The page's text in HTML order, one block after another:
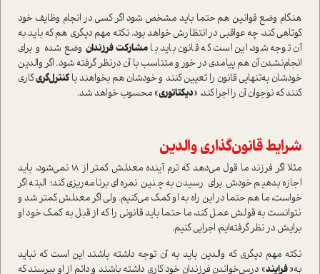
هنگام وضع قوانين هم حتما بايد مشخص شود اگر كسي در انجام وظايف خود
كوتاهي كند، چه عواقبي در انتظارش خواهد بود. نكته مهم ديگري هم كه بايد به
آن توجه شود، اين است كه قانون بايد بامشاركت فرزندانوضع شده و براي
انجام‌نشدن آن هم پيامدي در خور و متناسب با آن درنظر گرفته شود. اگر والدين
خودشان به‌تنهايي قانون را تعيين كنند و خودشان هم بخواهند باكنترل‌گريكاري
كنند كه نوجوان آن را اجرا كند، «ديكتاتوري» محسوب خواهد شد.
شرايط قانون‌گذاري والدين
مثلا اگر فرزند ما قول مي‌دهد که ترم آينده معدلش كمتر از 18 نمي‌شود، بايد
اجازه بدهيم خودش براي رسيدن به چنين نمره‌اي برنامه‌ريزي كند؛ البته اگر
خواست، ما هم حتما در اين راه به او كمك مي‌كنيم. ولي اگر معدلش كمتر شد و
نتوانست به قولش عمل كند، ما حتما بايد قانوني را كه از قبل به كمك خود او
برايش در نظر گرفته‌ايم، اجرایی كنيم.
نكته مهم ديگري كه والدين بايد به آن توجه داشته باشند اين است كه نبايد
به«فرايند» درس‌خواندن فرزندان خود كاري داشته باشند و دائم از او بپرسند كه